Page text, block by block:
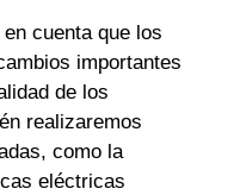
cuenta que los
importantes
de los
realizaremos
como la
eléctricas